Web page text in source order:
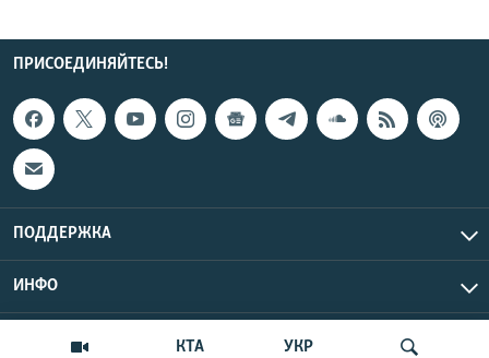
КТА УКР
ПРИСОЕДИНЯЙТЕСЬ!
ПОДДЕРЖКА
ИНФО
Copyright Крым.Реалии, 2026 | Все права защищены.
UTC+3